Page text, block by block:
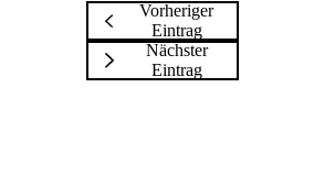
Vorheriger
Eintrag
Nächster
Eintrag